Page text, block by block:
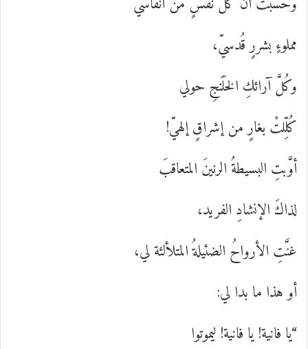
مملوءٍ بشررٍ قُدسيّ،
وكُلَّ آرائكِ الخَلَنجِ حولي
كُلِّلتْ بغارٍ من إشراقٍ إلهيّ!
أوَّبتِ البسيطةُ الرنينَ المتعاقبَ
لذاكَ الإنشادِ الفريد،
غنَّتِ الأرواحُ الضئيلةُ المتلألئة لي،
أو هذا ما بدا لي:
“يا فانية! يا فانية! ليموتوا